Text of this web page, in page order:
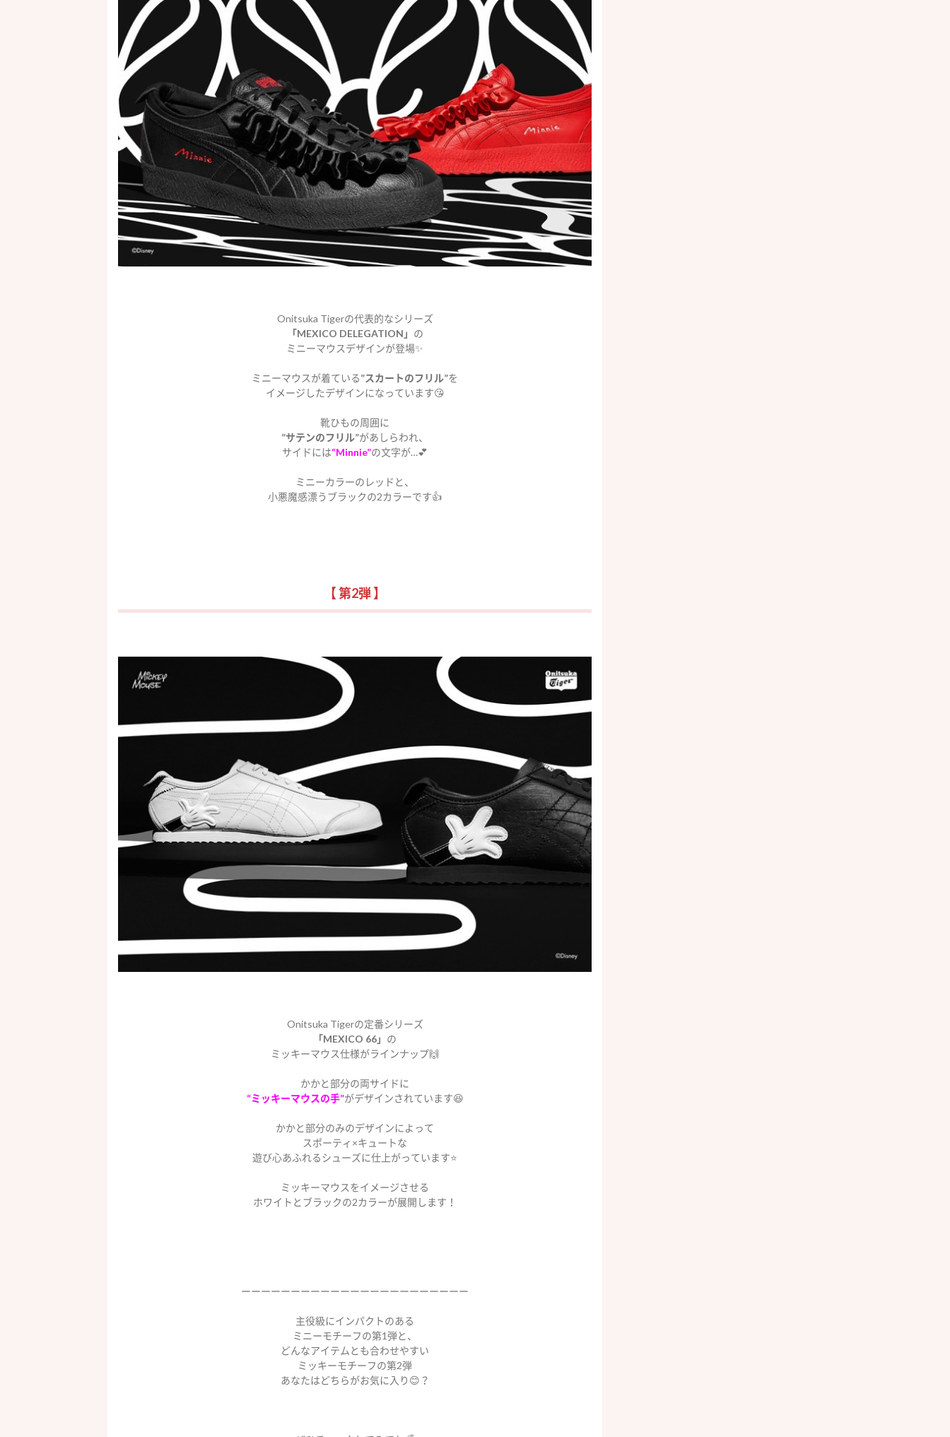
Onitsuka Tigerの代表的なシリーズ
「MEXICO DELEGATION」 の
ミニーマウスデザインが登場✨
ミニーマウスが着ている”スカートのフリル”を
イメージしたデザインになっています😘
靴ひもの周囲に
”サテンのフリル”があしらわれ、
サイドには“Minnie”の文字が…💕
ミニーカラーのレッドと、
小悪魔感漂うブラックの2カラーです👍
【 第2弾 】
Onitsuka Tigerの定番シリーズ
「MEXICO 66」 の
ミッキーマウス仕様がラインナップ🙌
かかと部分の両サイドに
“ミッキーマウスの手”がデザインされています😆
かかと部分のみのデザインによって
スポーティ×キュートな
遊び心あふれるシューズに仕上がっています⭐️
ミッキーマウスをイメージさせる
ホワイトとブラックの2カラーが展開します！
ーーーーーーーーーーーーーーーーーーーーーーー
主役級にインパクトのある
ミニーモチーフの第1弾と、
どんなアイテムとも合わせやすい
ミッキーモチーフの第2弾
あなたはどちらがお気に入り😊？